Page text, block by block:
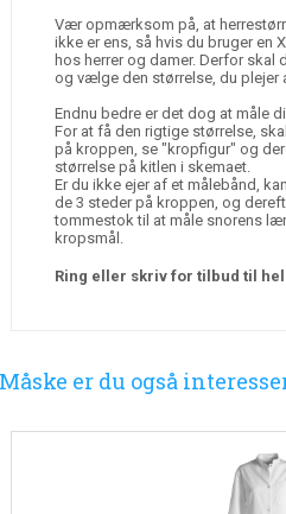
Vær opmærksom på, at
ikke er ens, så hvis du bruger en
hos herrer og damer. Derfor skal
og vælge den størrelse, du plejer
Endnu bedre er det dog at måle
For at få den rigtige størrelse,
på kroppen, se "kropfigur" og
størrelse på kitlen i skemaet.
Er du ikke ejer af et målebånd,
de 3 steder på kroppen, og
tommestok til at måle snorens
kropsmål.
Ring eller skriv for tilbud til
Måske er du også